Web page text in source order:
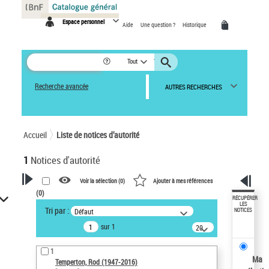
Espace personnel Aide Une question ? Historique
Tout
Recherche avancée AUTRES RECHERCHES
Accueil Liste de notices d’autorité
1 Notices d'autorité
VOTRE RECHERCHE
Recherche avancée dans les
notices d’autorité
Œuvres liées à l'auteur :
Temperton, Rod (1947-2016)
Voir la sélection (0) Ajouter à mes références
(0)
Tri par : Défaut
sur 1
20
résultats/page
1
Temperton, Rod (1947-2016)
RÉCUPÉRER
LES
NOTICES
Ma
Panneau de gestion des cookies